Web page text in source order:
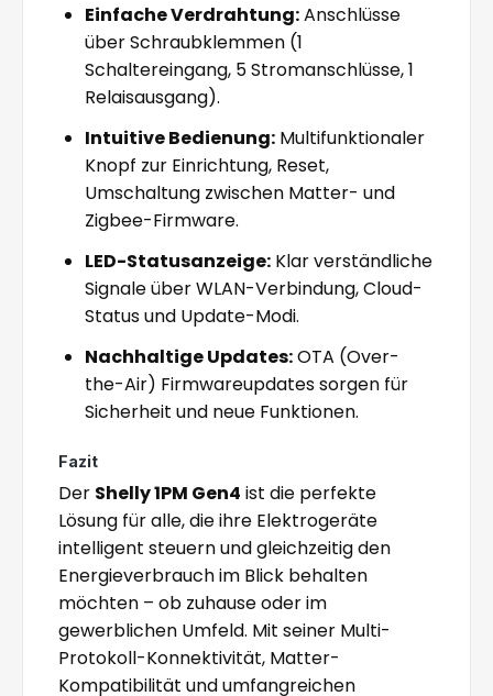
Einfache Verdrahtung:Anschlüsse
über Schraubklemmen (1
Schaltereingang, 5 Stromanschlüsse, 1
Relaisausgang).
Intuitive Bedienung: Multifunktionaler
Knopf zur Einrichtung, Reset,
Umschaltung zwischen Matter- und
Zigbee-Firmware.
LED-Statusanzeige: Klar verständliche
Signale über WLAN-Verbindung, Cloud-
Status und Update-Modi.
Nachhaltige Updates:OTA (Over-
the-Air) Firmwareupdates sorgen für
Sicherheit und neue Funktionen.
Fazit
Der Shelly 1PM Gen4 ist die perfekte
Lösung für alle, die ihre Elektrogeräte
intelligent steuern und gleichzeitig den
Energieverbrauch im Blick behalten
möchten – ob zuhause oder im
gewerblichen Umfeld. Mit seiner Multi-
Protokoll-Konnektivität, Matter-
Kompatibilität und umfangreichen